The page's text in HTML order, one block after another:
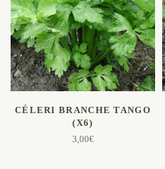
AJOUTER AU PANIER
CÉLERI BRANCHE TANGO
(X6)
3,00€